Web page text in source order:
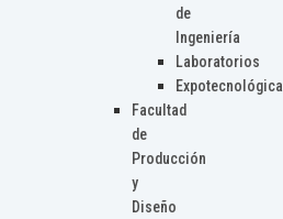
de
Ingeniería
Laboratorios
Expotecnológica
Facultad
de
Producción
y
Diseño